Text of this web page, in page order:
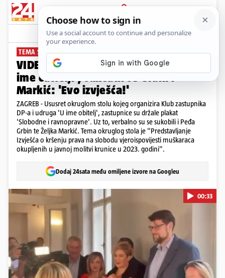
PRIJAVA
News Komentari
TEMA SU MOLITELJI
VIDEO Cirkus uoči sastanka DP-a i 'U
ime obitelji', sukobili se Grbin i
Markić: 'Evo izvješća!'
ZAGREB - Ususret okruglom stolu kojeg organizira Klub zastupnika
DP-a i udruga 'U ime obitelj', zastupnice su držale plakat
'Slobodne i ravnopravne'. Uz to, verbalno su se sukobili i Peđa
Grbin te Željka Markić. Tema okruglog stola je "Predstavljanje
Izvješća o kršenju prava na slobodu vjeroispovijesti muškaraca
okupljenih u javnoj molitvi krunice u 2023. godini".
Dodaj 24sata među omiljene izvore na Googleu
Pokretanje videa...
00:33